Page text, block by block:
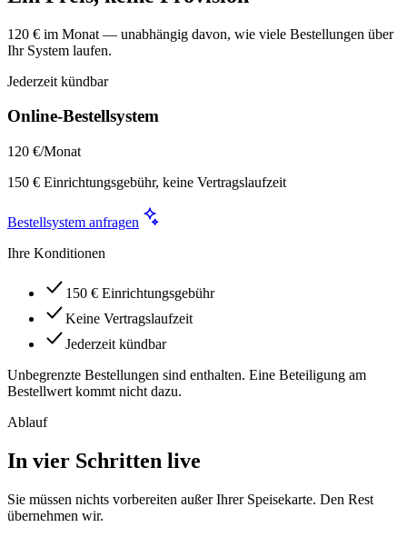
120 € im Monat — unabhängig davon, wie viele Bestellungen über
Ihr System laufen.
Jederzeit kündbar
Online-Bestellsystem
120 €/Monat
150 € Einrichtungsgebühr, keine Vertragslaufzeit
Bestellsystem anfragen
Ihre Konditionen
150 € Einrichtungsgebühr
Keine Vertragslaufzeit
Jederzeit kündbar
Unbegrenzte Bestellungen sind enthalten. Eine Beteiligung am
Bestellwert kommt nicht dazu.
Ablauf
In vier Schritten live
Sie müssen nichts vorbereiten außer Ihrer Speisekarte. Den Rest
übernehmen wir.